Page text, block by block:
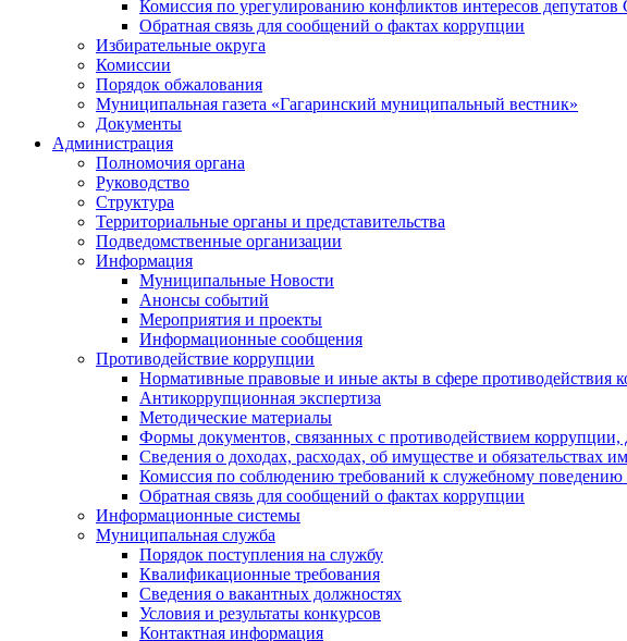
Комиссия по урегулированию конфликтов интересов
Обратная связь для сообщений о фактах коррупции
Избирательные округа
Комиссии
Порядок обжалования
Муниципальная газета «Гагаринский муниципальный вестник»
Документы
Администрация
Полномочия органа
Руководство
Структура
Территориальные органы и представительства
Подведомственные организации
Информация
Муниципальные Новости
Анонсы событий
Мероприятия и проекты
Информационные сообщения
Противодействие коррупции
Нормативные правовые и иные акты в сфере противодействия
Антикоррупционная экспертиза
Методические материалы
Формы документов, связанных с противодействием коррупции,
Сведения о доходах, расходах, об имуществе и обязательствах
Комиссия по соблюдению требований к служебному поведению
Обратная связь для сообщений о фактах коррупции
Информационные системы
Муниципальная служба
Порядок поступления на службу
Квалификационные требования
Сведения о вакантных должностях
Условия и результаты конкурсов
Контактная информация